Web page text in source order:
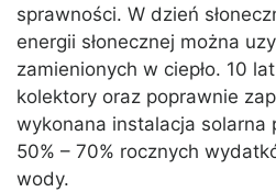
sprawności. W dzień
energii słonecznej można
zamienionych w ciepło. 10
kolektory oraz poprawnie
wykonana instalacja solarna
50% – 70% rocznych
wody.